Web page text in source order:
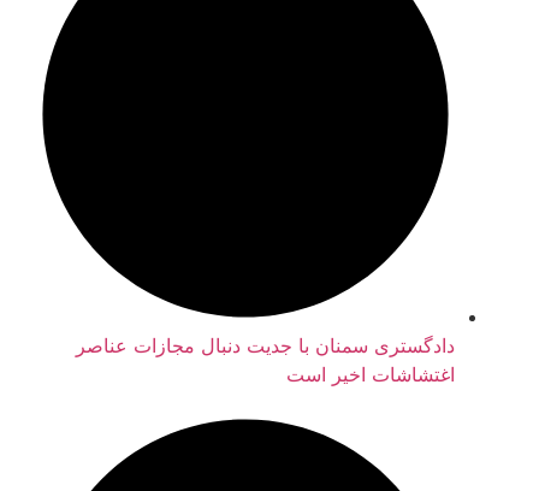
دادگستری سمنان با جدیت دنبال مجازات عناصر
اغتشاشات اخیر است